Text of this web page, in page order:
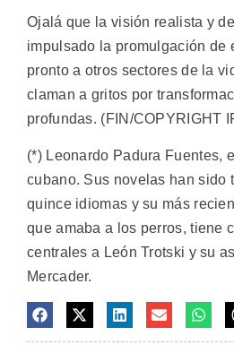
Ojalá que la visión realista y
impulsado la promulgación de
pronto a otros sectores de la
claman a gritos por
profundas. (FIN/COPYRIGHT
(*) Leonardo Padura Fuentes,
cubano. Sus novelas han sido
quince idiomas y su más
que amaba a los perros, tiene
centrales a León Trotski y su
Mercader.